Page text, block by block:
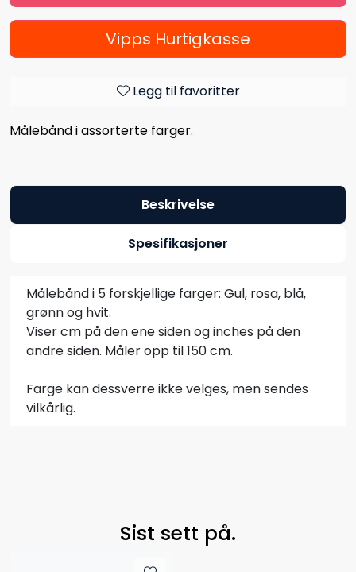
Vipps Hurtigkasse
Legg til favoritter
Målebånd i assorterte farger.
Beskrivelse
Spesifikasjoner
Målebånd i 5 forskjellige farger: Gul, rosa, blå,
grønn og hvit.
Viser cm på den ene siden og inches på den
andre siden. Måler opp til 150 cm.
Farge kan dessverre ikke velges, men sendes
vilkårlig.
Sist sett på.